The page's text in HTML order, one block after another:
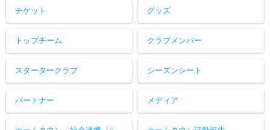
チケット グッズ
トップチーム クラブメンバー
スタータークラブ シーズンシート
パートナー メディア